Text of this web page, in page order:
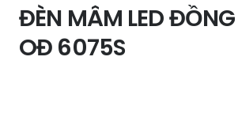
ĐÈN MÂM LED
OĐ 6075S